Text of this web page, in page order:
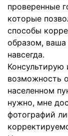
проверенные
которые
способы
образом,
навсегда.
Консультирую
возможность
населенном
нужно, мне
фотографий